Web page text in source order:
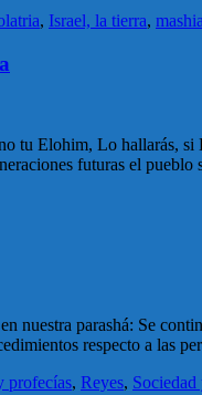
, Israel, la tierra,
tu Elohim, Lo hallarás,
futuras el
nuestra parashá: Se
respecto a las
profecías, Reyes, Sociedad